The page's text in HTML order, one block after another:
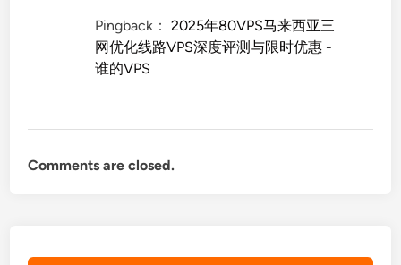
Pingback：2025年80VPS马来西亚三
网优化线路VPS深度评测与限时优惠 -
谁的VPS
Comments are closed.